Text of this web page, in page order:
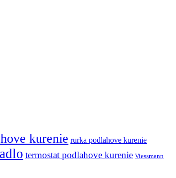
kurenie rurka podlahove kurenie
termostat podlahove kurenie Viessmann